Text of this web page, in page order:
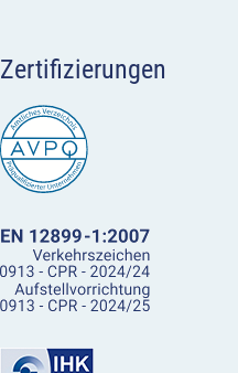
Zertifizierungen